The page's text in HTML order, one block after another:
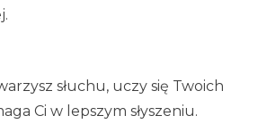
słuchu, uczy się Twoich
Ci w lepszym słyszeniu.